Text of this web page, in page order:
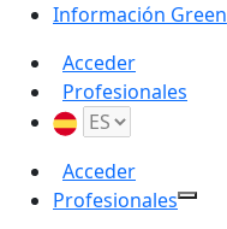
Información Green
Acceder
Profesionales
Acceder
Profesionales